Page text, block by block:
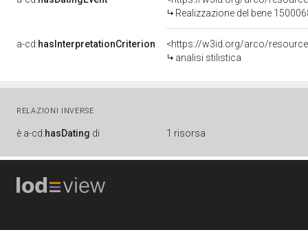
Realizzazione del bene
a-cd:hasInterpretationCriterion
<https://w3id.org/arco/
analisi stilistica
RELAZIONI INVERSE
è a-cd:hasDating di 1 risorsa